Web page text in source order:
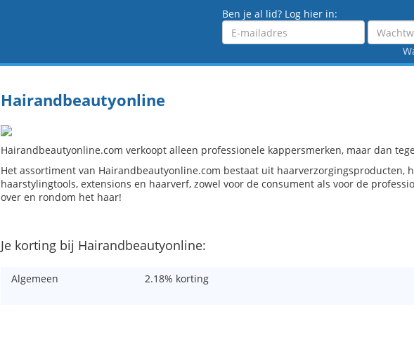
Ben je al lid? Log hier in:
Emailadres
Hairandbeautyonline
Hairandbeautyonline.com verkoopt alleen professionele kappersmerken, maar dan
Het assortiment van Hairandbeautyonline.com bestaat uit haarverzorgingsproducten,
haarstylingtools, extensions en haarverf, zowel voor de consument als voor de
over en rondom het haar!
Je korting bij Hairandbeautyonline:
Algemeen 2.18% korting